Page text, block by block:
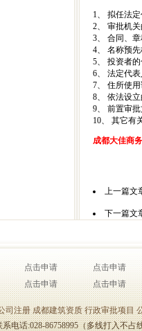
1、 拟任法
2、 审批机
3、 合同、章
4、 名称预
5、 投资者
6、 法定代
7、 住所使
8、 依法设
9、 前置审
10、 其它有
成都大佳商
上一篇文
下一篇文
点击申请
点击申请
点击申请 点击申请
司注册 成都建筑资质 行政审批项目
系电话:028-86758995（多线打入不